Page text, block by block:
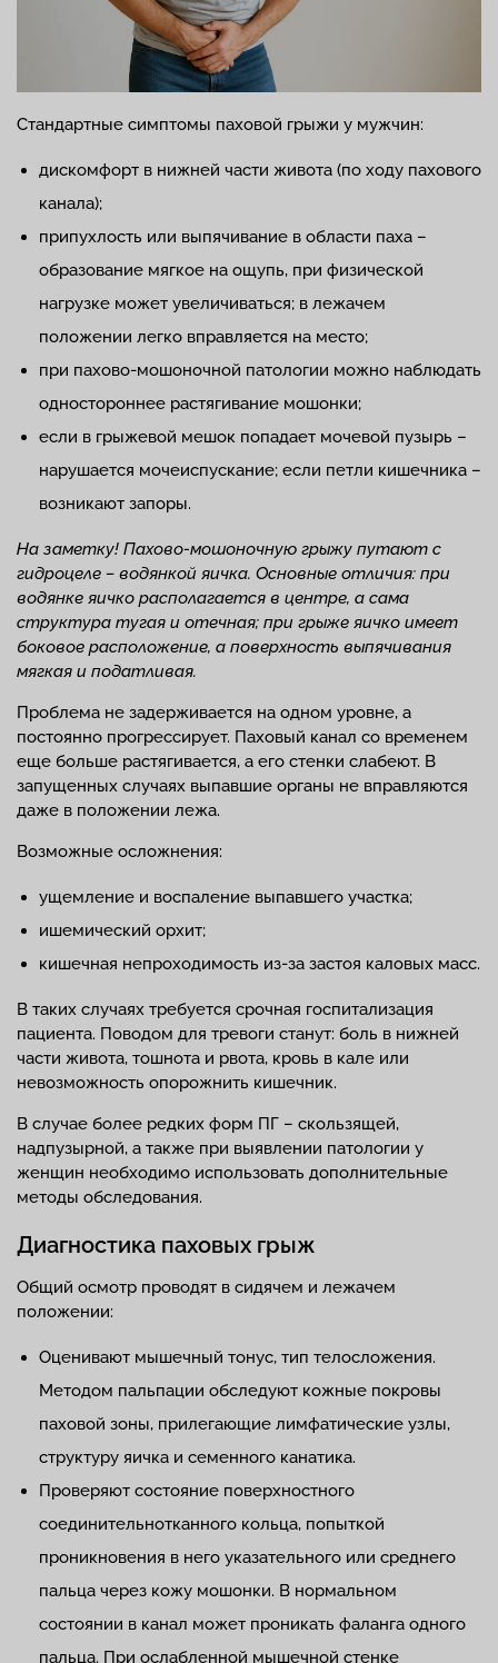
Стандартные симптомы паховой грыжи у мужчин:
дискомфорт в нижней части живота (по ходу пахового
канала);
припухлость или выпячивание в области паха –
образование мягкое на ощупь, при физической
нагрузке может увеличиваться; в лежачем
положении легко вправляется на место;
при пахово-мошоночной патологии можно наблюдать
одностороннее растягивание мошонки;
если в грыжевой мешок попадает мочевой пузырь –
нарушается мочеиспускание; если петли кишечника –
возникают запоры.
На заметку! Пахово-мошоночную грыжу путают с
гидроцеле – водянкой яичка. Основные отличия: при
водянке яичко располагается в центре, а сама
структура тугая и отечная; при грыже яичко имеет
боковое расположение, а поверхность выпячивания
мягкая и податливая.
Проблема не задерживается на одном уровне, а
постоянно прогрессирует. Паховый канал со временем
еще больше растягивается, а его стенки слабеют. В
запущенных случаях выпавшие органы не вправляются
даже в положении лежа.
Возможные осложнения:
ущемление и воспаление выпавшего участка;
ишемический орхит;
кишечная непроходимость из-за застоя каловых масс.
В таких случаях требуется срочная госпитализация
пациента. Поводом для тревоги станут: боль в нижней
части живота, тошнота и рвота, кровь в кале или
невозможность опорожнить кишечник.
В случае более редких форм ПГ – скользящей,
надпузырной, а также при выявлении патологии у
женщин необходимо использовать дополнительные
методы обследования.
Диагностика паховых грыж
Общий осмотр проводят в сидячем и лежачем
положении:
Оценивают мышечный тонус, тип телосложения.
Методом пальпации обследуют кожные покровы
паховой зоны, прилегающие лимфатические узлы,
структуру яичка и семенного канатика.
Проверяют состояние поверхностного
соединительнотканного кольца, попыткой
проникновения в него указательного или среднего
пальца через кожу мошонки. В нормальном
состоянии в канал может проникать фаланга одного
пальца. При ослабленной мышечной стенке